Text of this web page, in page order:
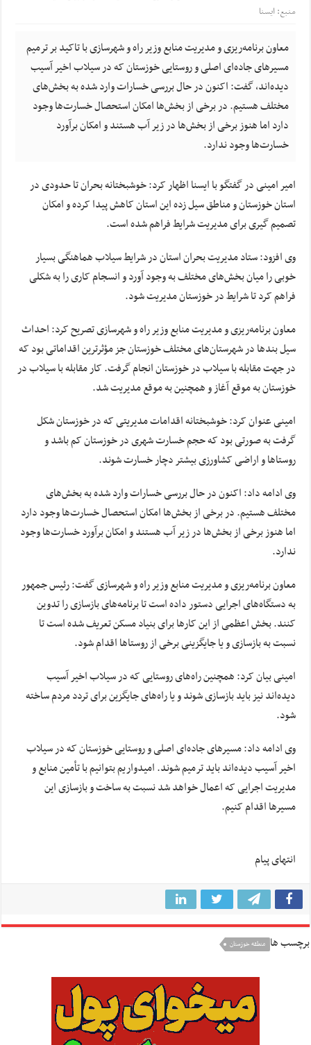
منبع: ایسنا
معاون برنامه‌ریزی و مدیریت منابع وزیر راه و شهرسازی با تاکید بر ترمیم
مسیرهای جاده‌ای اصلی و روستایی خوزستان که در سیلاب اخیر آسیب
دیده‌اند، گفت: اکنون در حال بررسی خسارات وارد شده به بخش‌های
مختلف هستیم. در برخی از بخش‌ها امکان استحصال خسارت‌ها وجود
دارد اما هنوز برخی از بخش‌ها در زیر آب هستند و امکان برآورد
خسارت‌ها وجود ندارد.
امیر امینی در گفتگو با ایسنا اظهار کرد: خوشبختانه بحران تا حدودی در
استان خوزستان و مناطق سیل زده این استان کاهش پیدا کرده و امکان
تصمیم گیری برای مدیریت شرایط فراهم شده است.
وی افزود: ستاد مدیریت بحران استان در شرایط سیلاب هماهنگی بسیار
خوبی را میان بخش‌های مختلف به وجود آورد و انسجام کاری را به شکلی
فراهم کرد تا شرایط در خوزستان مدیریت شود.
معاون برنامه‌ریزی و مدیریت منابع وزیر راه و شهرسازی تصریح کرد: احداث
سیل بندها در شهرستان‌های مختلف خوزستان جز مؤثرترین اقداماتی بود که
در جهت مقابله با سیلاب در خوزستان انجام گرفت. کار مقابله با سیلاب در
خوزستان به موقع آغاز و همچنین به موقع مدیریت شد.
امینی عنوان کرد: خوشبختانه اقدامات مدیریتی که در خوزستان شکل
گرفت به صورتی بود که حجم خسارت شهری در خوزستان کم باشد و
روستاها و اراضی کشاورزی بیشتر دچار خسارت شوند.
وی ادامه داد: اکنون در حال بررسی خسارات وارد شده به بخش‌های
مختلف هستیم. در برخی از بخش‌ها امکان استحصال خسارت‌ها وجود دارد
اما هنوز برخی از بخش‌ها در زیر آب هستند و امکان برآورد خسارت‌ها وجود
ندارد.
معاون برنامه‌ریزی و مدیریت منابع وزیر راه و شهرسازی گفت: رئیس جمهور
به دستگاه‌های اجرایی دستور داده است تا برنامه‌های بازسازی را تدوین
کنند. بخش اعظمی از این کارها برای بنیاد مسکن تعریف شده است تا
نسبت به بازسازی و یا جایگزینی برخی از روستاها اقدام شود.
امینی بیان کرد: همچنین راه‌های روستایی که در سیلاب اخیر آسیب
دیده‌اند نیز باید بازسازی شوند و یا راه‌های جایگزین برای تردد مردم ساخته
شود.
وی ادامه داد: مسیرهای جاده‌ای اصلی و روستایی خوزستان که در سیلاب
اخیر آسیب دیده‌اند باید ترمیم شوند. امیدواریم بتوانیم با تأمین منابع و
مدیریت اجرایی که اعمال خواهد شد نسبت به ساخت و بازسازی این
مسیرها اقدام کنیم.
انتهای پیام
برچسب ها منطقه خوزستان